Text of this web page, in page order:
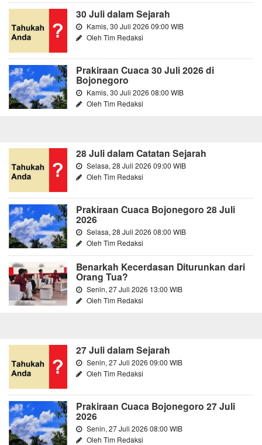
30 Juli dalam Sejarah
Kamis, 30 Juli 2026 09:00 WIB
Oleh Tim Redaksi
Prakiraan Cuaca 30 Juli 2026 di
Bojonegoro
Kamis, 30 Juli 2026 08:00 WIB
Oleh Tim Redaksi
28 Juli dalam Catatan Sejarah
Selasa, 28 Juli 2026 09:00 WIB
Oleh Tim Redaksi
Prakiraan Cuaca Bojonegoro 28 Juli
2026
Selasa, 28 Juli 2026 08:00 WIB
Oleh Tim Redaksi
Benarkah Kecerdasan Diturunkan dari
Orang Tua?
Senin, 27 Juli 2026 13:00 WIB
Oleh Tim Redaksi
27 Juli dalam Sejarah
Senin, 27 Juli 2026 09:00 WIB
Oleh Tim Redaksi
Prakiraan Cuaca Bojonegoro 27 Juli
2026
Senin, 27 Juli 2026 08:00 WIB
Oleh Tim Redaksi